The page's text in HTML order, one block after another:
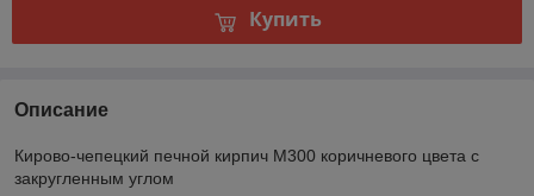
Купить
Описание
Кирово-чепецкий печной кирпич М300 коричневого цвета с
закругленным углом